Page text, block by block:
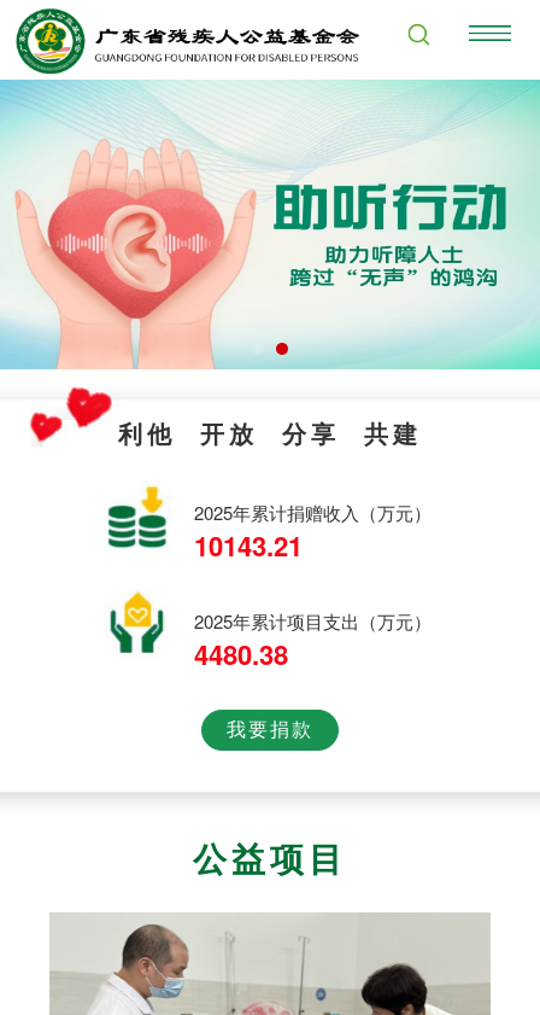
利他 开放 分享 共建
2025年累计捐赠收入（万元）
10143.21
2025年累计项目支出（万元）
4480.38
我要捐款
公益项目